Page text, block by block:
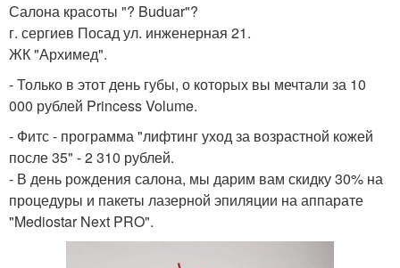
Салона красоты "? Buduar"?
г. сергиев Посад ул. инженерная 21.
ЖК "Архимед".
- Только в этот день губы, о которых вы мечтали за 10
000 рублей Princess Volume.
- Фитс - программа "лифтинг уход за возрастной кожей
после 35" - 2 310 рублей.
- В день рождения салона, мы дарим вам скидку 30% на
процедуры и пакеты лазерной эпиляции на аппарате
"Mediostar Next PRO".